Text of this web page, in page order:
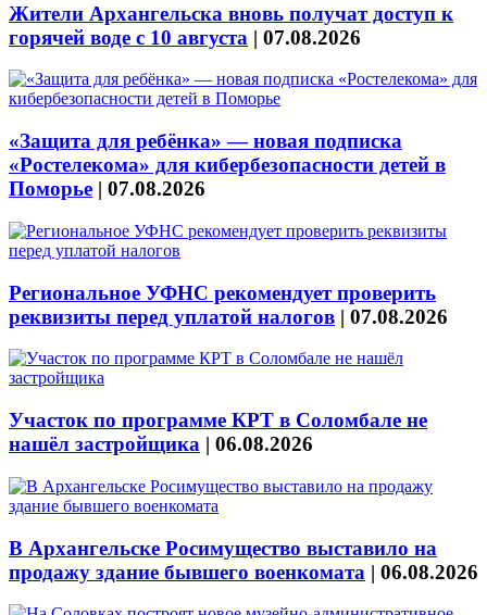
Жители Архангельска вновь получат доступ к
горячей воде с 10 августа | 07.08.2026
«Защита для ребёнка» — новая подписка
«Ростелекома» для кибербезопасности детей в
Поморье | 07.08.2026
Региональное УФНС рекомендует проверить
реквизиты перед уплатой налогов | 07.08.2026
Участок по программе КРТ в Соломбале не
нашёл застройщика | 06.08.2026
В Архангельске Росимущество выставило на
продажу здание бывшего военкомата | 06.08.2026